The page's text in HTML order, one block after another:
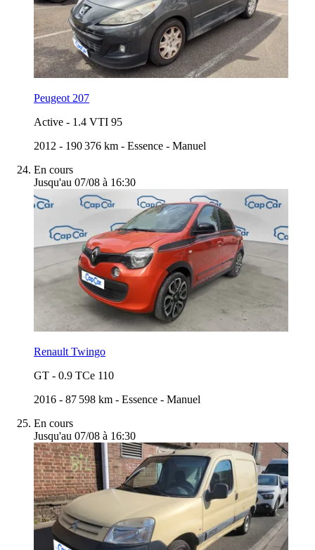
Peugeot 207
Active - 1.4 VTI 95
2012 - 190 376 km - Essence - Manuel
En cours
Jusqu'au 07/08 à 16:30
Renault Twingo
GT - 0.9 TCe 110
2016 - 87 598 km - Essence - Manuel
En cours
Jusqu'au 07/08 à 16:30